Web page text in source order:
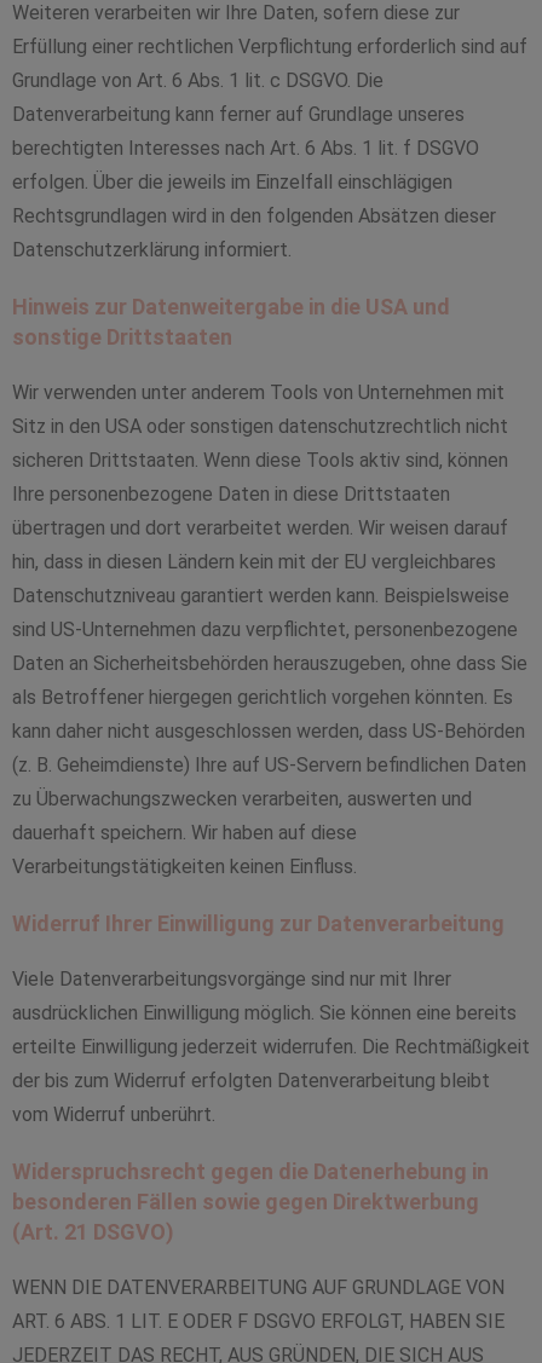
Weiteren verarbeiten wir Ihre Daten, sofern diese zur
Erfüllung einer rechtlichen Verpflichtung erforderlich sind auf
Grundlage von Art. 6 Abs. 1 lit. c DSGVO. Die
Datenverarbeitung kann ferner auf Grundlage unseres
berechtigten Interesses nach Art. 6 Abs. 1 lit. f DSGVO
erfolgen. Über die jeweils im Einzelfall einschlägigen
Rechtsgrundlagen wird in den folgenden Absätzen dieser
Datenschutzerklärung informiert.
Hinweis zur Datenweitergabe in die USA und
sonstige Drittstaaten
Wir verwenden unter anderem Tools von Unternehmen mit
Sitz in den USA oder sonstigen datenschutzrechtlich nicht
sicheren Drittstaaten. Wenn diese Tools aktiv sind, können
Ihre personenbezogene Daten in diese Drittstaaten
übertragen und dort verarbeitet werden. Wir weisen darauf
hin, dass in diesen Ländern kein mit der EU vergleichbares
Datenschutzniveau garantiert werden kann. Beispielsweise
sind US-Unternehmen dazu verpflichtet, personenbezogene
Daten an Sicherheitsbehörden herauszugeben, ohne dass Sie
als Betroffener hiergegen gerichtlich vorgehen könnten. Es
kann daher nicht ausgeschlossen werden, dass US-Behörden
(z. B. Geheimdienste) Ihre auf US-Servern befindlichen Daten
zu Überwachungszwecken verarbeiten, auswerten und
dauerhaft speichern. Wir haben auf diese
Verarbeitungstätigkeiten keinen Einfluss.
Widerruf Ihrer Einwilligung zur Datenverarbeitung
Viele Datenverarbeitungsvorgänge sind nur mit Ihrer
ausdrücklichen Einwilligung möglich. Sie können eine bereits
erteilte Einwilligung jederzeit widerrufen. Die Rechtmäßigkeit
der bis zum Widerruf erfolgten Datenverarbeitung bleibt
vom Widerruf unberührt.
Widerspruchsrecht gegen die Datenerhebung in
besonderen Fällen sowie gegen Direktwerbung
(Art. 21 DSGVO)
WENN DIE DATENVERARBEITUNG AUF GRUNDLAGE VON
ART. 6 ABS. 1 LIT. E ODER F DSGVO ERFOLGT, HABEN SIE
JEDERZEIT DAS RECHT, AUS GRÜNDEN, DIE SICH AUS